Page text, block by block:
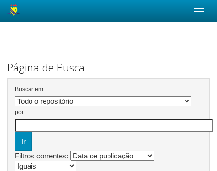
Página de Busca
Buscar em:
por
Filtros correntes: